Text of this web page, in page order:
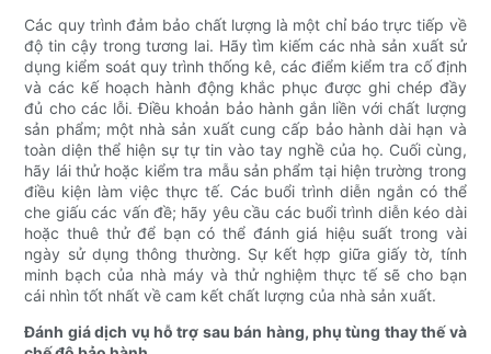
Các quy trình đảm bảo chất lượng là một chỉ báo trực tiếp về
độ tin cậy trong tương lai. Hãy tìm kiếm các nhà sản xuất sử
dụng kiểm soát quy trình thống kê, các điểm kiểm tra cố định
và các kế hoạch hành động khắc phục được ghi chép đầy
đủ cho các lỗi. Điều khoản bảo hành gắn liền với chất lượng
sản phẩm; một nhà sản xuất cung cấp bảo hành dài hạn và
toàn diện thể hiện sự tự tin vào tay nghề của họ. Cuối cùng,
hãy lái thử hoặc kiểm tra mẫu sản phẩm tại hiện trường trong
điều kiện làm việc thực tế. Các buổi trình diễn ngắn có thể
che giấu các vấn đề; hãy yêu cầu các buổi trình diễn kéo dài
hoặc thuê thử để bạn có thể đánh giá hiệu suất trong vài
ngày sử dụng thông thường. Sự kết hợp giữa giấy tờ, tính
minh bạch của nhà máy và thử nghiệm thực tế sẽ cho bạn
cái nhìn tốt nhất về cam kết chất lượng của nhà sản xuất.
Đánh giá dịch vụ hỗ trợ sau bán hàng, phụ tùng thay thế và